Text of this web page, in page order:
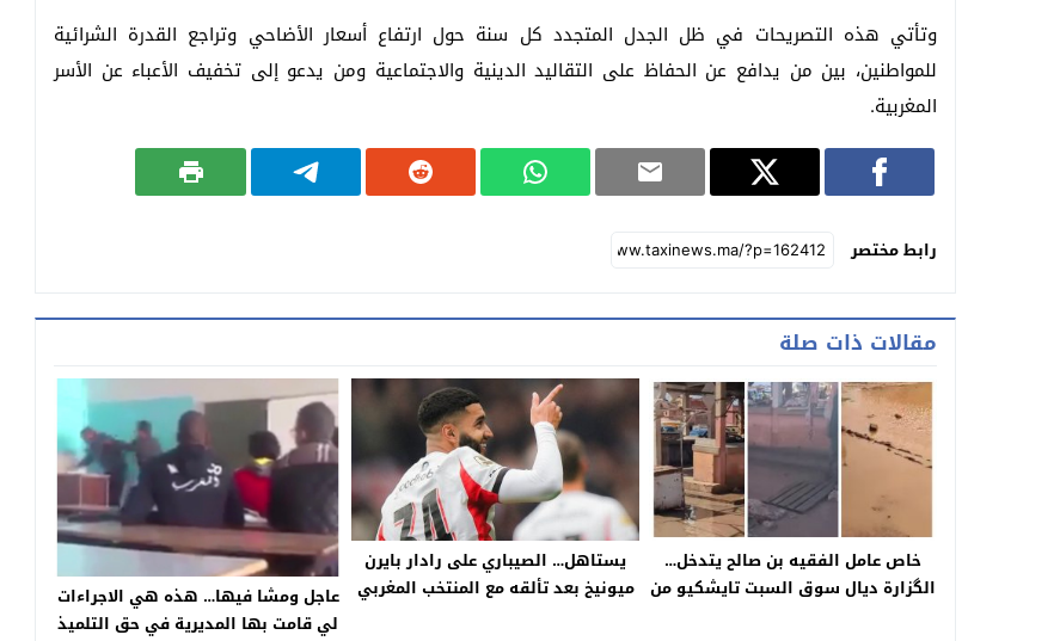
وتأتي هذه التصريحات في ظل الجدل المتجدد كل سنة حول ارتفاع أسعار الأضاحي وتراجع القدرة الشرائية
للمواطنين، بين من يدافع عن الحفاظ على التقاليد الدينية والاجتماعية ومن يدعو إلى تخفيف الأعباء عن الأسر
المغربية.
رابط مختصر
مقالات ذات صلة
خاص عامل الفقيه بن صالح يتدخل…
الگزارة ديال سوق السبت تايشكيو من
يستاهل… الصيباري على رادار بايرن
ميونيخ بعد تألقه مع المنتخب المغربي
عاجل ومشا فيها… هذه هي الاجراءات
لي قامت بها المديرية في حق التلميذ